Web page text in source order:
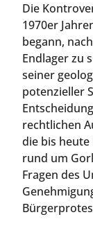
Die
1970er
begann,
Endlager zu
seiner
potenzieller
rechtlichen
die bis
rund um
Fragen des